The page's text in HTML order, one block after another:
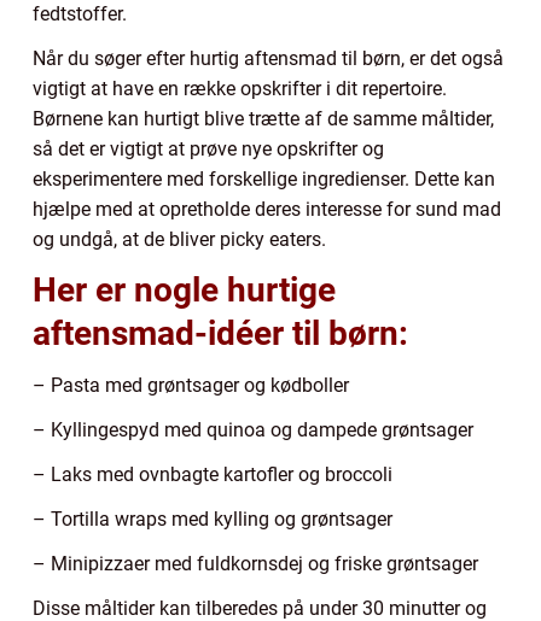
fedtstoffer.
Når du søger efter hurtig aftensmad til børn, er det også
vigtigt at have en række opskrifter i dit repertoire.
Børnene kan hurtigt blive trætte af de samme måltider,
så det er vigtigt at prøve nye opskrifter og
eksperimentere med forskellige ingredienser. Dette kan
hjælpe med at opretholde deres interesse for sund mad
og undgå, at de bliver picky eaters.
Her er nogle hurtige
aftensmad-idéer til børn:
– Pasta med grøntsager og kødboller
– Kyllingespyd med quinoa og dampede grøntsager
– Laks med ovnbagte kartofler og broccoli
– Tortilla wraps med kylling og grøntsager
– Minipizzaer med fuldkornsdej og friske grøntsager
Disse måltider kan tilberedes på under 30 minutter og